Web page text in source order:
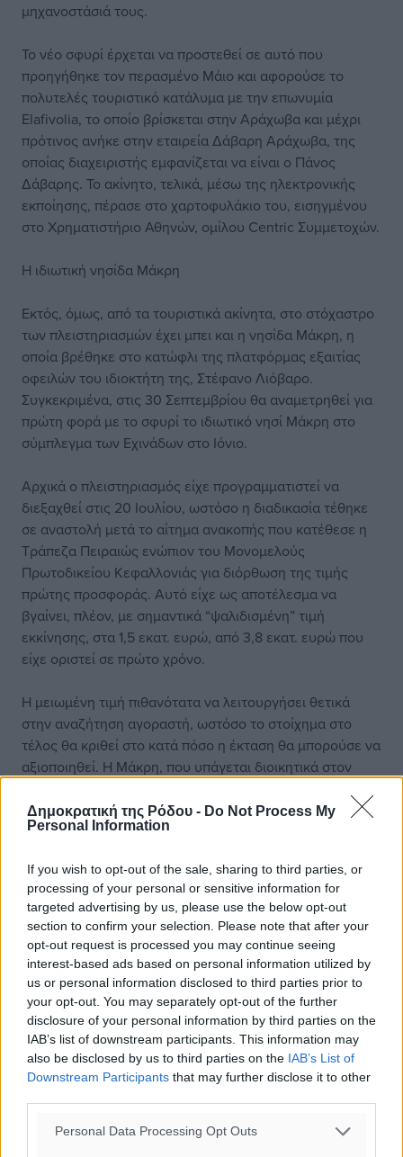
Δημοκρατική της Ρόδου - Do Not Process My
Personal Information
If you wish to opt-out of the sale, sharing to third parties, or
processing of your personal or sensitive information for
targeted advertising by us, please use the below opt-out
section to confirm your selection. Please note that after your
opt-out request is processed you may continue seeing
interest-based ads based on personal information utilized by
us or personal information disclosed to third parties prior to
your opt-out. You may separately opt-out of the further
disclosure of your personal information by third parties on the
IAB’s list of downstream participants. This information may
also be disclosed by us to third parties on the IAB’s List of
Downstream Participants that may further disclose it to other
Personal Data Processing Opt Outs
μηχανοστάσιά τους.
Το νέο σφυρί έρχεται να προστεθεί σε αυτό που
προηγήθηκε τον περασμένο Μάιο και αφορούσε το
πολυτελές τουριστικό κατάλυμα με την επωνυμία
Elafivolia, το οποίο βρίσκεται στην Αράχωβα και μέχρι
πρότινος ανήκε στην εταιρεία Δάβαρη Αράχωβα, της
οποίας διαχειριστής εμφανίζεται να είναι ο Πάνος
Δάβαρης. Το ακίνητο, τελικά, μέσω της ηλεκτρονικής
εκποίησης, πέρασε στο χαρτοφυλάκιο του, εισηγμένου
στο Χρηματιστήριο Αθηνών, ομίλου Centric Συμμετοχών.
Η ιδιωτική νησίδα Μάκρη
Εκτός, όμως, από τα τουριστικά ακίνητα, στο στόχαστρο
των πλειστηριασμών έχει μπει και η νησίδα Μάκρη, η
οποία βρέθηκε στο κατώφλι της πλατφόρμας εξαιτίας
οφειλών του ιδιοκτήτη της, Στέφανο Λιόβαρο.
Συγκεκριμένα, στις 30 Σεπτεμβρίου θα αναμετρηθεί για
πρώτη φορά με το σφυρί το ιδιωτικό νησί Μάκρη στο
σύμπλεγμα των Εχινάδων στο Ιόνιο.
Αρχικά ο πλειστηριασμός είχε προγραμματιστεί να
διεξαχθεί στις 20 Ιουλίου, ωστόσο η διαδικασία τέθηκε
σε αναστολή μετά το αίτημα ανακοπής που κατέθεσε η
Τράπεζα Πειραιώς ενώπιον του Μονομελούς
Πρωτοδικείου Κεφαλλονιάς για διόρθωση της τιμής
πρώτης προσφοράς. Αυτό είχε ως αποτέλεσμα να
βγαίνει, πλέον, με σημαντικά “ψαλιδισμένη” τιμή
εκκίνησης, στα 1,5 εκατ. ευρώ, από 3,8 εκατ. ευρώ που
είχε οριστεί σε πρώτο χρόνο.
Η μειωμένη τιμή πιθανότατα να λειτουργήσει θετικά
στην αναζήτηση αγοραστή, ωστόσο το στοίχημα στο
τέλος θα κριθεί στο κατά πόσο η έκταση θα μπορούσε να
αξιοποιηθεί. Η Μάκρη, που υπάγεται διοικητικά στον
συμπλέγματος μετά τον Πεταλά, την Οξεία (ή Οξυά), τη
Δρακονέρα και το Προβάτι, ενώ εκτείνεται σε μια
αποτελούν ζώνη αιγιαλού, τα 74.715 τ.μ. ζώνη παραλίας
και τα 748.482 τ.μ. ιδιωτική έκταση δάσους. Η νησίδα
είναι χαρακτηρισμένη στο σύνολό της ως ιδιωτικό
δάσος, κάτι που σημαίνει ότι βάσει της νομοθεσίας δεν
επιτρέπεται η δόμηση. Επιπλέον, εντάσσεται σε περιοχή
Κοινοτικού Ενδιαφέροντος και Ζώνης Ειδικής
Προστασίας ως μέρος του Εθνικού Θαλάσσιου Πάρκου
Λιμνοθαλασσών Μεσολογγίου-Αιτωλικού και είναι
ενταγμένο στο δίκτυο Natura 2000. Σύμφωνα με τα
παραπάνω, στο νησί επιτρέπονται ήπιες παρεμβάσεις,
όπως μικρή αγροτική κατοικία επιφάνειας μέχρι 80 τ.μ.,
ελαφριά υποδομή που να εξυπηρετεί την